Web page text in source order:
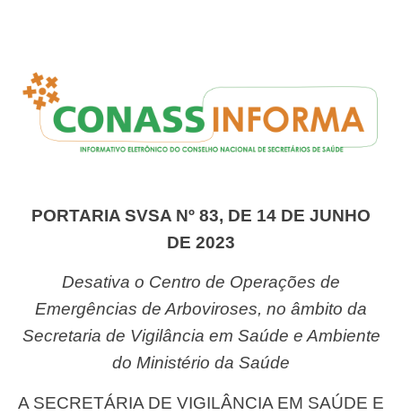
PORTARIA SVSA Nº 83, DE 14 DE JUNHO
DE 2023
Desativa o Centro de Operações de
Emergências de Arboviroses, no âmbito da
Secretaria de Vigilância em Saúde e Ambiente
do Ministério da Saúde
A SECRETÁRIA DE VIGILÂNCIA EM SAÚDE E